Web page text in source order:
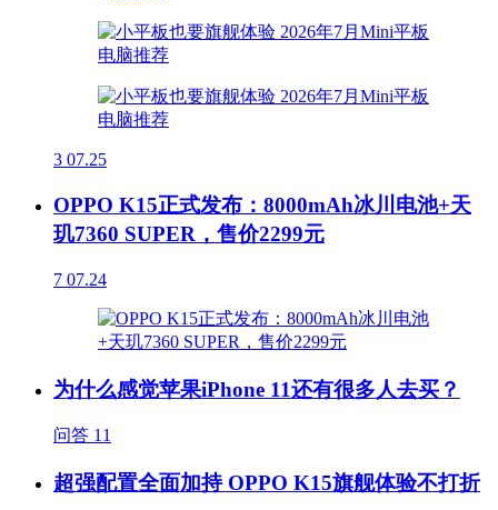
3 07.25
OPPO K15正式发布：8000mAh冰川电池+天
玑7360 SUPER，售价2299元
7 07.24
为什么感觉苹果iPhone 11还有很多人去买？
问答 11
超强配置全面加持 OPPO K15旗舰体验不打折